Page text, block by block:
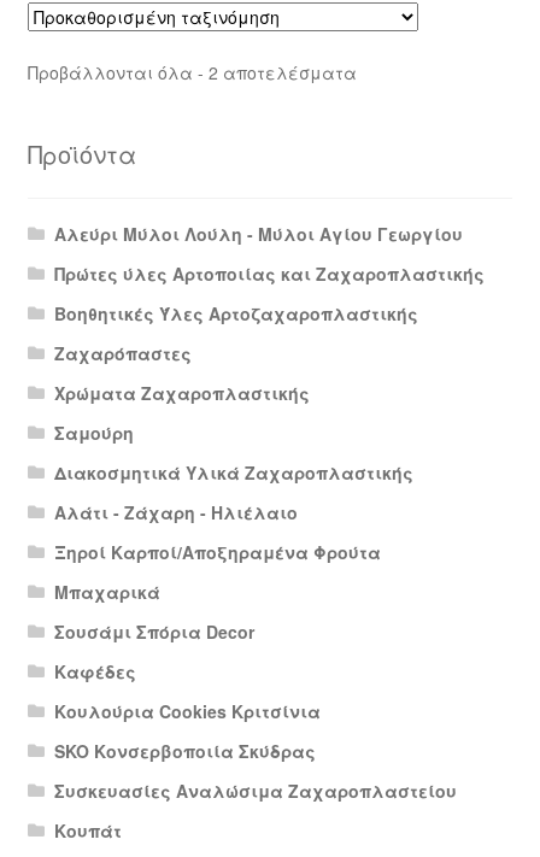
Προβάλλονται όλα - 2 αποτελέσματα
Προϊόντα
Αλεύρι Μύλοι Λούλη - Μύλοι Αγίου Γεωργίου
Πρώτες ύλες Αρτοποιίας και Ζαχαροπλαστικής
Βοηθητικές Ύλες Αρτοζαχαροπλαστικής
Ζαχαρόπαστες
Χρώματα Ζαχαροπλαστικής
Σαμούρη
Διακοσμητικά Υλικά Ζαχαροπλαστικής
Αλάτι - Ζάχαρη - Ηλιέλαιο
Ξηροί Καρποί/Αποξηραμένα Φρούτα
Μπαχαρικά
Σουσάμι Σπόρια Decor
Καφέδες
Κουλούρια Cookies Κριτσίνια
SKO Κονσερβοποιία Σκύδρας
Συσκευασίες Αναλώσιμα Ζαχαροπλαστείου
Κουπάτ